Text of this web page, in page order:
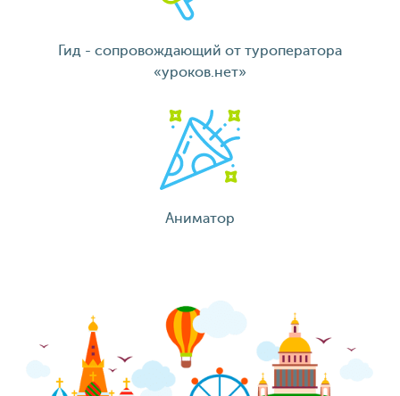
Гид - сопровождающий от туроператора
«уроков.нет»
Аниматор